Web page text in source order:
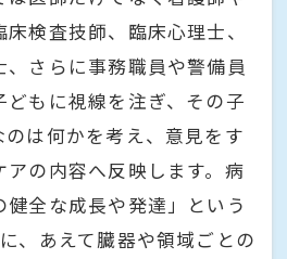
検査技師、臨床心理士、
さらに事務職員や警備員
どもに視線を注ぎ、その子
は何かを考え、意見をす
アの内容へ反映します。病
全な成長や発達」という
、あえて臓器や領域ごとの